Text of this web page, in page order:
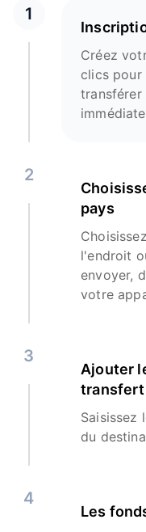
1
Créez
clics pour
transférer
2
pays
l'endroit
envoyer,
votre
3
Ajouter
transfert
Saisissez
du
4
Les